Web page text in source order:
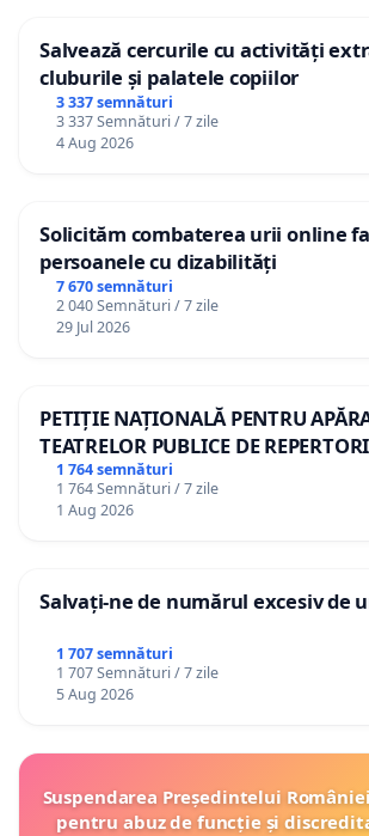
Salvează cercurile cu activități
cluburile și palatele copiilor
3 337 semnături
3 337 Semnături / 7 zile
4 Aug 2026
Solicităm combaterea urii online
persoanele cu dizabilități
7 670 semnături
2 040 Semnături / 7 zile
29 Jul 2026
PETIȚIE NAȚIONALĂ PENTRU
TEATRELOR PUBLICE DE
ROMÂNIA
1 764 semnături
1 764 Semnături / 7 zile
1 Aug 2026
Salvați-ne de numărul excesiv de
1 707 semnături
1 707 Semnături / 7 zile
5 Aug 2026
Suspendarea Președintelui
pentru abuz de funcție și